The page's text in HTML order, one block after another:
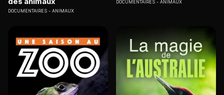
DOCUMENTAIRES ANIMAUX
DOCUMENTAIRES ANIMAUX